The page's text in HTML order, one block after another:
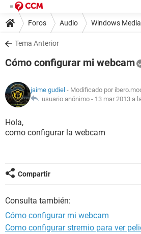
Foros Audio Windows
Tema Anterior
Cómo configurar mi webcam
jaime gudiel - Modificado por
usuario anónimo - 13 mar 2013 a
Hola,
como configurar la webcam
Compartir
Consulta también:
Cómo configurar mi webcam
Como configurar stremio para ver